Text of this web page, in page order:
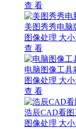
查 看
美图秀秀电脑
图像处理 大
查 看
电脑图像工具
图像处理 大
查 看
浩辰CAD看图
图像处理 大